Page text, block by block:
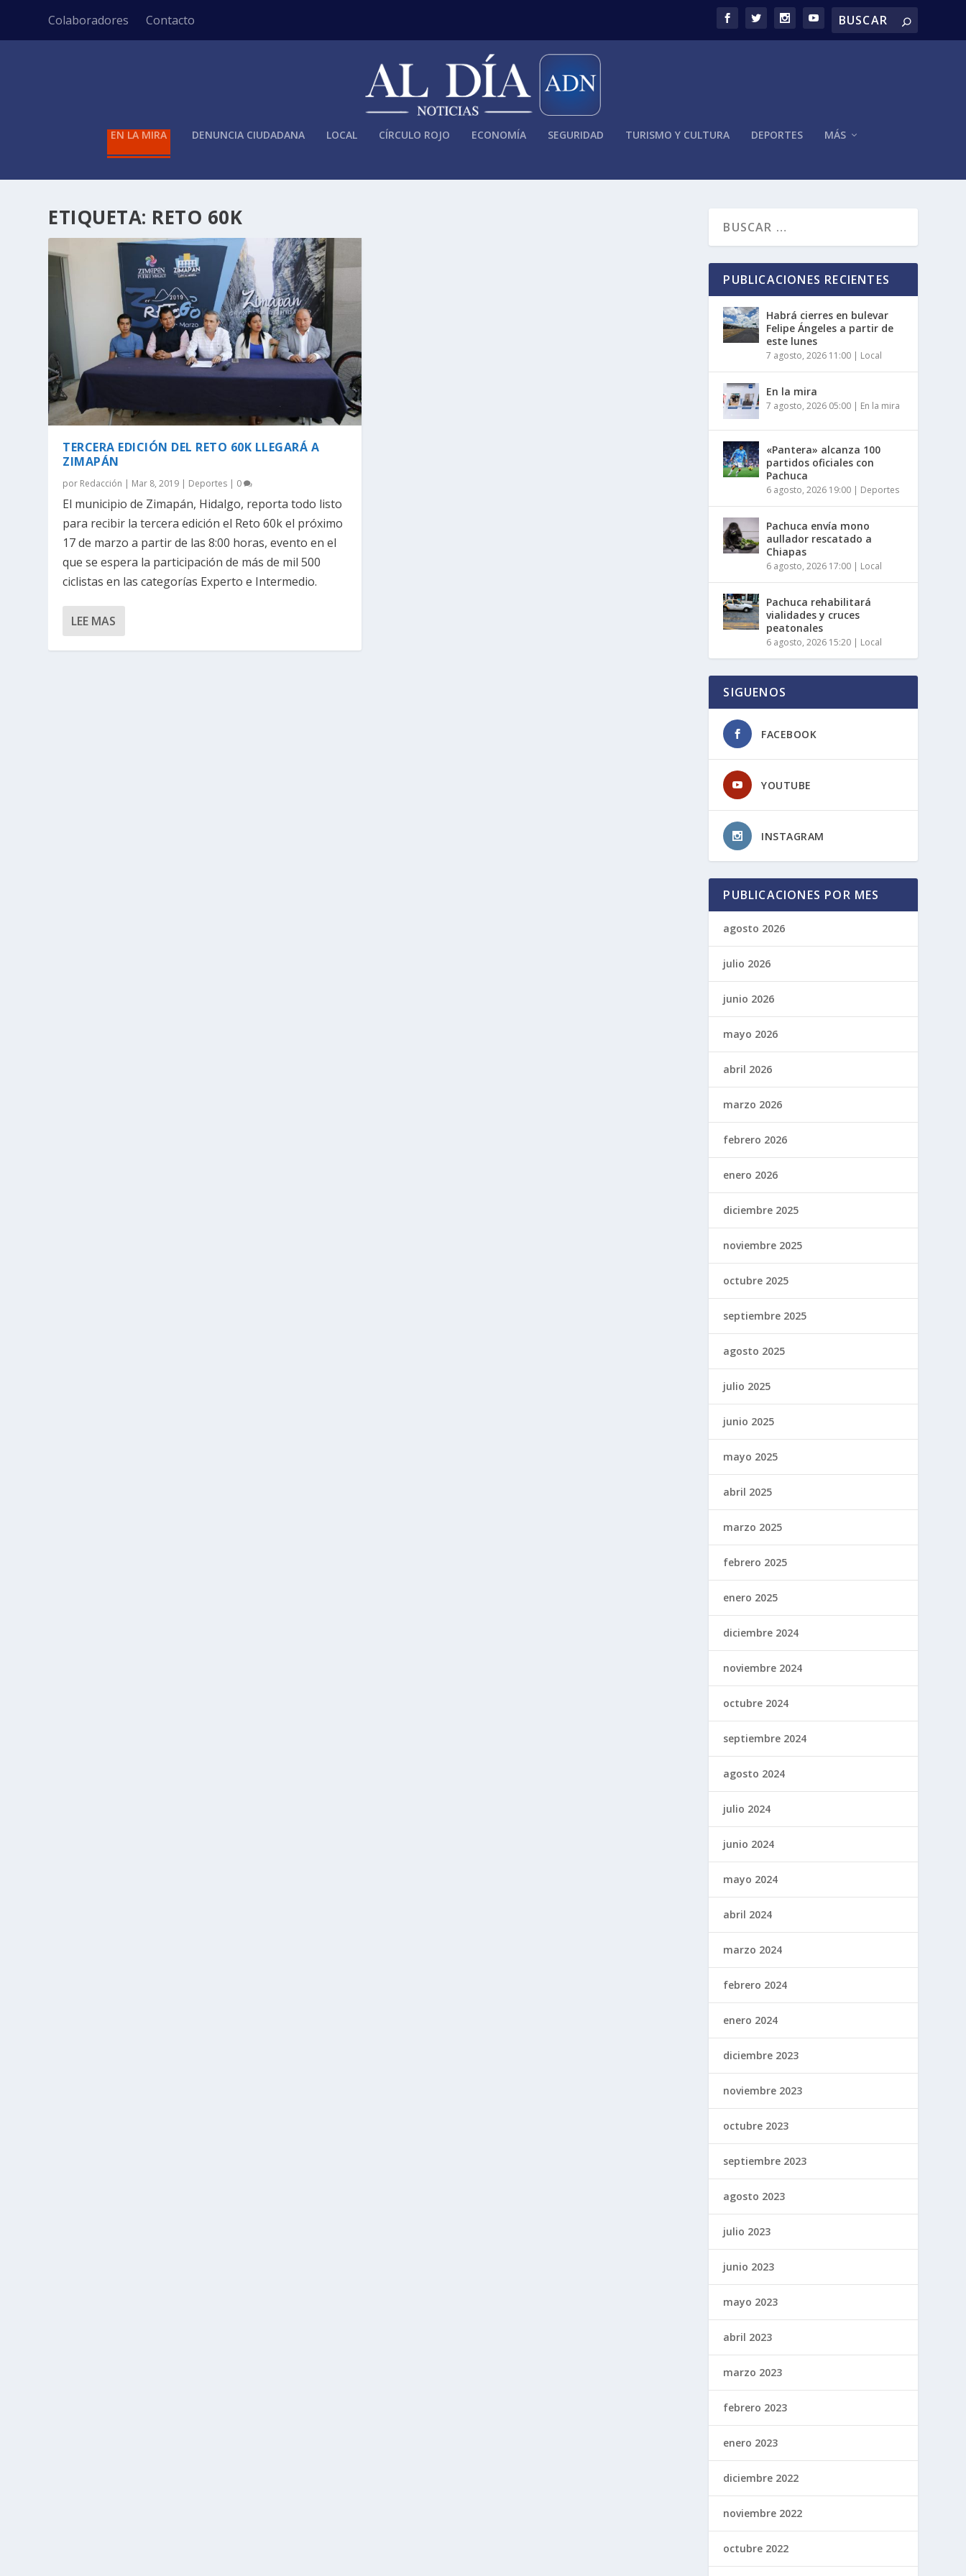
Colaboradores Contacto
EN LA MIRA DENUNCIA CIUDADANA LOCAL CÍRCULO ROJO ECONOMÍA SEGURIDAD TURISMO Y CULTURA DEPORTES MÁS
ETIQUETA: RETO 60K
TERCERA EDICIÓN DEL RETO 60K LLEGARÁ A
ZIMAPÁN
por Redacción | Mar 8, 2019 | Deportes | 0
El municipio de Zimapán, Hidalgo, reporta todo listo
para recibir la tercera edición el Reto 60k el próximo
17 de marzo a partir de las 8:00 horas, evento en el
que se espera la participación de más de mil 500
ciclistas en las categorías Experto e Intermedio.
LEE MAS
PUBLICACIONES RECIENTES
Habrá cierres en bulevar
Felipe Ángeles a partir de
este lunes
7 agosto, 2026 11:00 | Local
En la mira
7 agosto, 2026 05:00 | En la mira
«Pantera» alcanza 100
partidos oficiales con
Pachuca
6 agosto, 2026 19:00 | Deportes
Pachuca envía mono
aullador rescatado a
Chiapas
6 agosto, 2026 17:00 | Local
Pachuca rehabilitará
vialidades y cruces
peatonales
6 agosto, 2026 15:20 | Local
SIGUENOS
FACEBOOK
YOUTUBE
INSTAGRAM
PUBLICACIONES POR MES
agosto 2026
julio 2026
junio 2026
mayo 2026
abril 2026
marzo 2026
febrero 2026
enero 2026
diciembre 2025
noviembre 2025
octubre 2025
septiembre 2025
agosto 2025
julio 2025
junio 2025
mayo 2025
abril 2025
marzo 2025
febrero 2025
enero 2025
diciembre 2024
noviembre 2024
octubre 2024
septiembre 2024
agosto 2024
julio 2024
junio 2024
mayo 2024
abril 2024
marzo 2024
febrero 2024
enero 2024
diciembre 2023
noviembre 2023
octubre 2023
septiembre 2023
agosto 2023
julio 2023
junio 2023
mayo 2023
abril 2023
marzo 2023
febrero 2023
enero 2023
diciembre 2022
noviembre 2022
octubre 2022